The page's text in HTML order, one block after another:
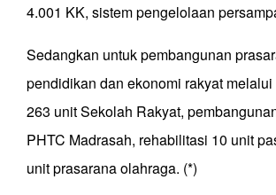
4.001 KK, sistem pengelolaan
Sedangkan untuk pembangunan
pendidikan dan ekonomi rakyat
263 unit Sekolah Rakyat,
PHTC Madrasah, rehabilitasi 10 unit
unit prasarana olahraga. (*)